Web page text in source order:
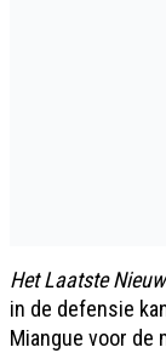
Het Laatste
in de defensie
Miangue voor de